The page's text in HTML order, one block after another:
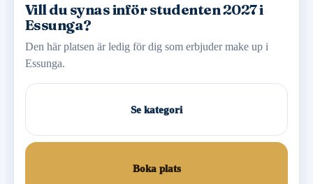
Vill du synas inför studenten 2027 i
Essunga?
Den här platsen är ledig för dig som erbjuder make up i
Essunga.
Se kategori
Boka plats